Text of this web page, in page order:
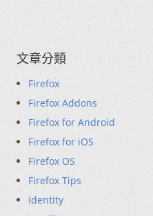
文章分類
Firefox
Firefox Addons
Firefox for Android
Firefox for iOS
Firefox OS
Firefox Tips
Identity